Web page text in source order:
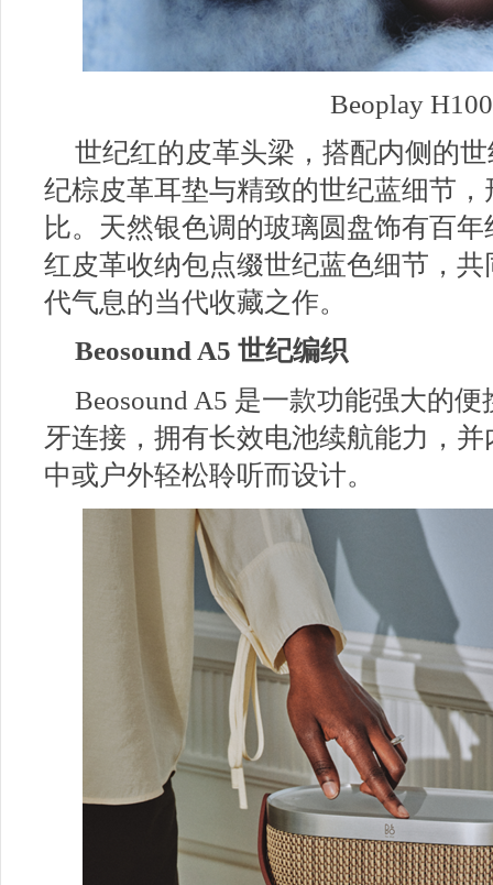
Beoplay
世纪红的皮革头梁，搭配内侧的
纪棕皮革耳垫与精致的世纪蓝细节
比。天然银色调的玻璃圆盘饰有百
红皮革收纳包点缀世纪蓝色细节，
代气息的当代收藏之作。
Beosound A5 世纪编织
Beosound A5 是一款功能强大的
牙连接，拥有长效电池续航能力，
中或户外轻松聆听而设计。